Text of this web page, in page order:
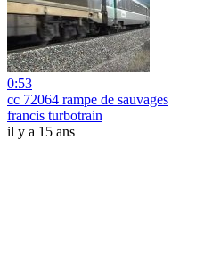
0:53
cc 72064 rampe de sauvages
francis turbotrain
il y a 15 ans